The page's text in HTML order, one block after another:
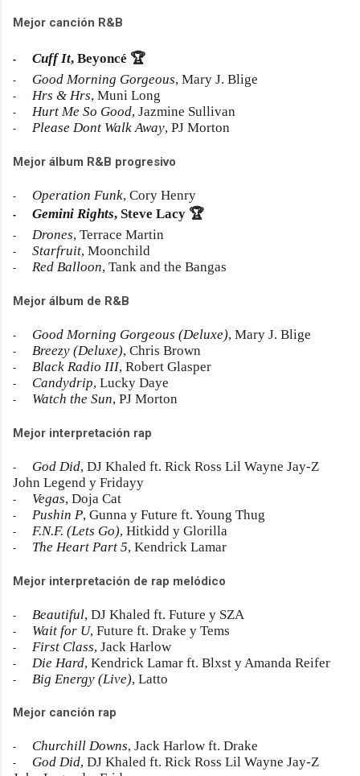
Mejor canción R&B
- Cuff It, Beyoncé 🏆
- Good Morning Gorgeous, Mary J. Blige
- Hrs & Hrs, Muni Long
- Hurt Me So Good, Jazmine Sullivan
- Please Dont Walk Away, PJ Morton
Mejor álbum R&B progresivo
- Operation Funk, Cory Henry
- Gemini Rights, Steve Lacy 🏆
- Drones, Terrace Martin
- Starfruit, Moonchild
- Red Balloon, Tank and the Bangas
Mejor álbum de R&B
- Good Morning Gorgeous (Deluxe), Mary J. Blige
- Breezy (Deluxe), Chris Brown
- Black Radio III, Robert Glasper
- Candydrip, Lucky Daye
- Watch the Sun, PJ Morton
Mejor interpretación rap
- God Did, DJ Khaled ft. Rick Ross Lil Wayne Jay-Z
John Legend y Fridayy
- Vegas, Doja Cat
- Pushin P, Gunna y Future ft. Young Thug
- F.N.F. (Lets Go), Hitkidd y Glorilla
- The Heart Part 5, Kendrick Lamar
Mejor interpretación de rap melódico
- Beautiful, DJ Khaled ft. Future y SZA
- Wait for U, Future ft. Drake y Tems
- First Class, Jack Harlow
- Die Hard, Kendrick Lamar ft. Blxst y Amanda Reifer
- Big Energy (Live), Latto
Mejor canción rap
- Churchill Downs, Jack Harlow ft. Drake
- God Did, DJ Khaled ft. Rick Ross Lil Wayne Jay-Z